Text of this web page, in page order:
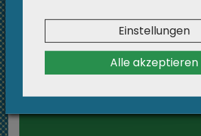
Über dieses digitale (Hör-)Buch
INFOS
Einstellungen
Alle akzeptieren